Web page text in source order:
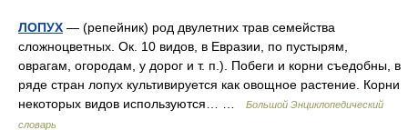
ЛОПУХ — (репейник) род двулетних трав семейства
сложноцветных. Ок. 10 видов, в Евразии, по пустырям,
оврагам, огородам, у дорог и т. п.). Побеги и корни съедобны, в
ряде стран лопух культивируется как овощное растение. Корни
некоторых видов используются… …
Большой Энциклопедический
словарь